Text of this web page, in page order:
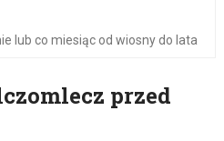
lub co miesiąc od wiosny do lata
przed